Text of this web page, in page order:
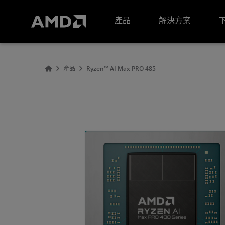
產品
解決方案
產品 Ryzen™ AI Max PRO 485